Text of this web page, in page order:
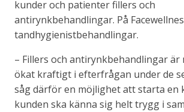
kunder och patienter fillers och
antirynkbehandlingar. På
tandhygienistbehandlingar.
– Fillers och antirynkbehandlingar
ökat kraftigt i efterfrågan under de
såg därför en möjlighet att starta en
kunden ska känna sig helt trygg i